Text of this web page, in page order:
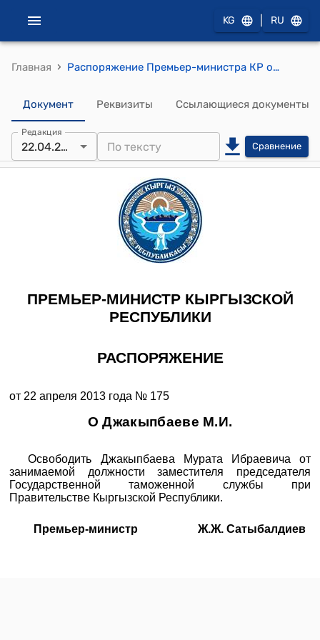
KG RU
Главная › Распоряжение Премьер-министра КР от 22 апреля 2013 года № 175 "О Джакыпбаеве М.И."
Документ Реквизиты Ссылающиеся документы
Редакция
22.04.2013 Сравнение